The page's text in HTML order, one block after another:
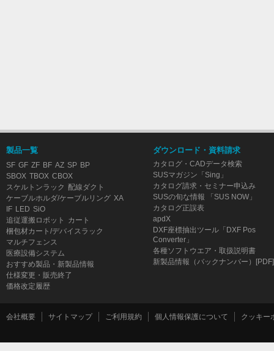
製品一覧
SF GF ZF BF AZ SP BP
SBOX TBOX CBOX
スケルトンラック 配線ダクト
ケーブルホルダ/ケーブルリング XA
IF LED SiO
追従運搬ロボット
カート
梱包材カート/デバイスラック
マルチフェンス
医療設備システム
おすすめ製品・新製品情報
仕様変更・販売終了
価格改定履歴
ダウンロード・資料請求
カタログ・CADデータ検索
SUSマガジン「Sing」
カタログ請求・セミナー申込み
SUSの旬な情報 「SUS NOW」
カタログ正誤表
apdX
DXF座標抽出ツール「DXF Pos
Converter」
各種ソフトウエア・取扱説明書
新製品情報（バックナンバー）[PDF]
会社概要 サイトマップ ご利用規約 個人情報保護について クッキー